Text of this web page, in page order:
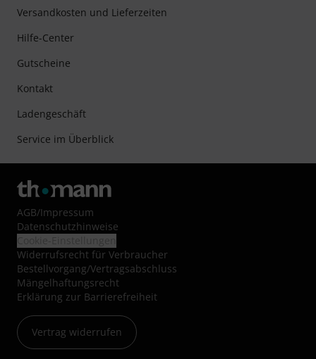
Versandkosten und Lieferzeiten
Hilfe-Center
Gutscheine
Kontakt
Ladengeschäft
Service im Überblick
AGB/Impressum
Datenschutzhinweise
Widerrufsrecht für Verbraucher
Bestellvorgang/Vertragsabschluss
Mängelhaftungsrecht
Erklärung zur Barrierefreiheit
Vertrag widerrufen